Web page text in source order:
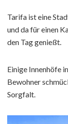
Tarifa ist eine
und da für einen
den Tag genießt.
Einige Innenhöfe
Bewohner
Sorgfalt.